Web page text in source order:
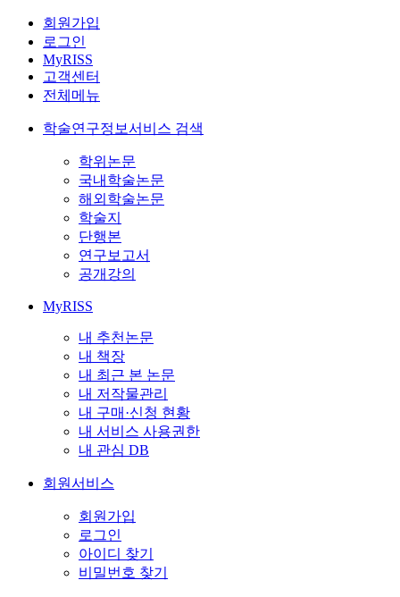
회원가입
로그인
MyRISS
고객센터
전체메뉴
학술연구정보서비스 검색
학위논문
국내학술논문
해외학술논문
학술지
단행본
연구보고서
공개강의
MyRISS
내 추천논문
내 책장
내 최근 본 논문
내 저작물관리
내 구매·신청 현황
내 서비스 사용권한
내 관심 DB
회원서비스
회원가입
로그인
아이디 찾기
비밀번호 찾기